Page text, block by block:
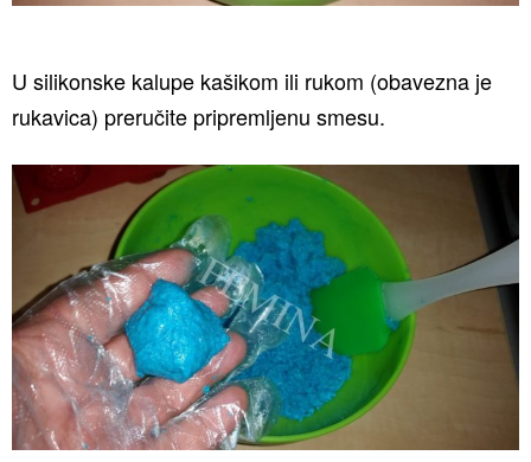
U silikonske kalupe kašikom ili rukom (obavezna je
rukavica) preručite pripremljenu smesu.